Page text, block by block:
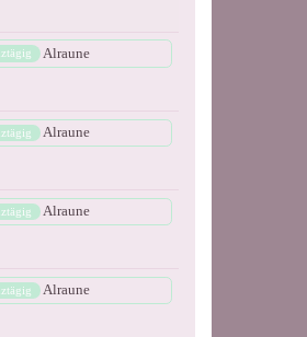
Alraune
Alraune
Alraune
Alraune